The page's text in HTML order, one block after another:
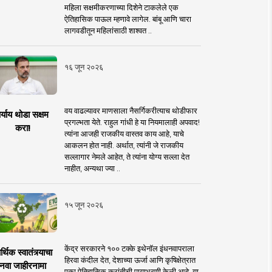
महिला सक्षमीकरणाच्या दिशेने टाकलेले एक
ऐतिहासिक पाऊल म्हणावे लागेल. बांबू आणि चारा
लागवडीतून महिलांसाठी शाश्वत ..
१६ जून २०२६
थोडा सक्षम
करा!
वय वाढल्यावर माणसाला नैसर्गिकरीत्याच थोडीफार
प्रगल्भता येते. राहुल गांधी हे या नियमालाही अपवाद!
त्यांना आजही राजकीय वास्तव काय आहे, याचे
आकलन होत नाही. अर्थात, त्यांनी जे राजकीय
सल्लागार नेमले आहेत, ते त्यांना योग्य सल्ला देत
नाहीत, अन्यथा ज्या ..
१५ जून २०२६
स्वातंत्र्याचा
जाहीरनामा
केंद्र सरकारने १०० टक्के इथेनॉल इंधनवापराला
हिरवा कंदील देत, देशाच्या ऊर्जा आणि कृषिक्षेत्रात